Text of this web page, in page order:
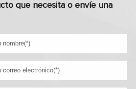
que necesita o envíe una